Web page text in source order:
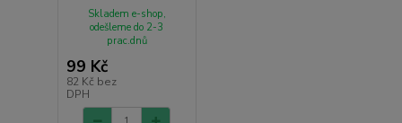
99 Kč
82 Kč bez
DPH
Skladem e-shop,
odešleme do 2-3
prac.dnů